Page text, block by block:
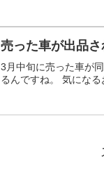
売った車が出品
3月中旬に売った車が
るんですね。 気になる